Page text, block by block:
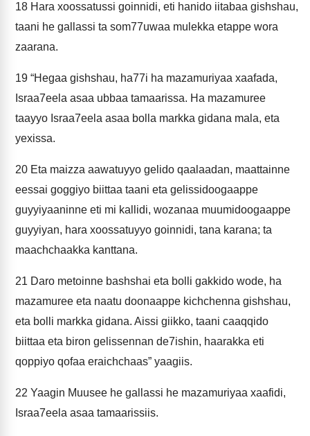
18 Hara xoossatussi goinnidi, eti hanido iitabaa gishshau,
taani he gallassi ta som77uwaa mulekka etappe wora
zaarana.
19 “Hegaa gishshau, ha77i ha mazamuriyaa xaafada,
Israa7eela asaa ubbaa tamaarissa. Ha mazamuree
taayyo Israa7eela asaa bolla markka gidana mala, eta
yexissa.
20 Eta maizza aawatuyyo gelido qaalaadan, maattainne
eessai goggiyo biittaa taani eta gelissidoogaappe
guyyiyaaninne eti mi kallidi, wozanaa muumidoogaappe
guyyiyan, hara xoossatuyyo goinnidi, tana karana; ta
maachchaakka kanttana.
21 Daro metoinne bashshai eta bolli gakkido wode, ha
mazamuree eta naatu doonaappe kichchenna gishshau,
eta bolli markka gidana. Aissi giikko, taani caaqqido
biittaa eta biron gelissennan de7ishin, haarakka eti
qoppiyo qofaa eraichchaas” yaagiis.
22 Yaagin Muusee he gallassi he mazamuriyaa xaafidi,
Israa7eela asaa tamaarissiis.